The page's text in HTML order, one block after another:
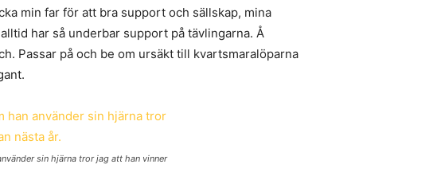
min far för att bra support och sällskap, mina
har så underbar support på tävlingarna. Å
Passar på och be om ursäkt till kvartsmaralöparna
sin hjärna tror jag att han vinner